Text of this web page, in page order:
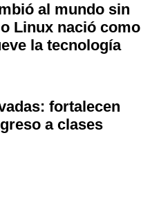
al mundo sin
Linux nació como
la tecnología
fortalecen
a clases